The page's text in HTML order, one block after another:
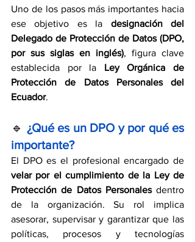
Uno de los pasos más importantes hacia
ese objetivo es la designación del
Delegado de Protección de Datos (DPO,
por sus siglas en inglés), figura clave
establecida por la Ley Orgánica de
Protección de Datos Personales del
Ecuador.
🔹 ¿Qué es un DPO y por qué es
importante?
velar por el cumplimiento de la Ley de
Protección de Datos Personales dentro
de la organización. Su rol implica
asesorar, supervisar y garantizar que las
políticas, procesos y tecnologías